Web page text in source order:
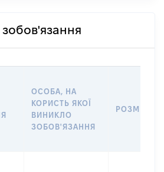
зобов'язання
ОСОБА, НА
КОРИСТЬ ЯКОЇ
ВИНИКЛО
ЗОБОВ'ЯЗАННЯ
РОЗМІР